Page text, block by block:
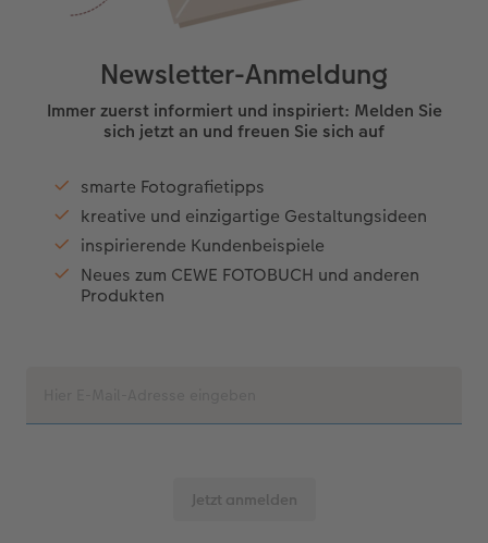
Newsletter-Anmeldung
Immer zuerst informiert und inspiriert: Melden Sie
sich jetzt an und freuen Sie sich auf
smarte Fotografietipps
kreative und einzigartige Gestaltungsideen
inspirierende Kundenbeispiele
Neues zum CEWE FOTOBUCH und anderen
Produkten